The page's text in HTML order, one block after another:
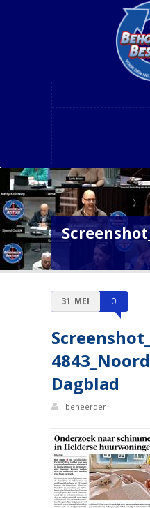
31 MEI 0
Dagblad
beheerder